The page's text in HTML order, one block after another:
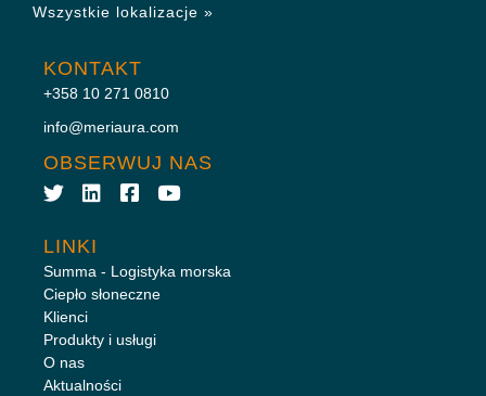
Wszystkie lokalizacje »
KONTAKT
+358 10 271 0810
info@meriaura.com
OBSERWUJ NAS
LINKI
Summa - Logistyka morska
Ciepło słoneczne
Klienci
Produkty i usługi
O nas
Aktualności